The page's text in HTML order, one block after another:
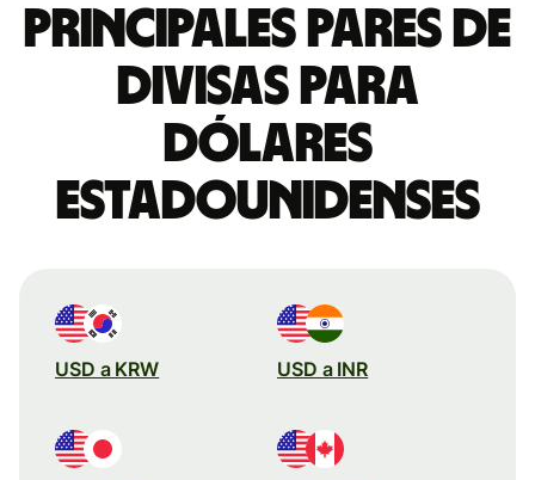
Principales pares de
divisas para
dólares
estadounidenses
USD a KRW USD a INR